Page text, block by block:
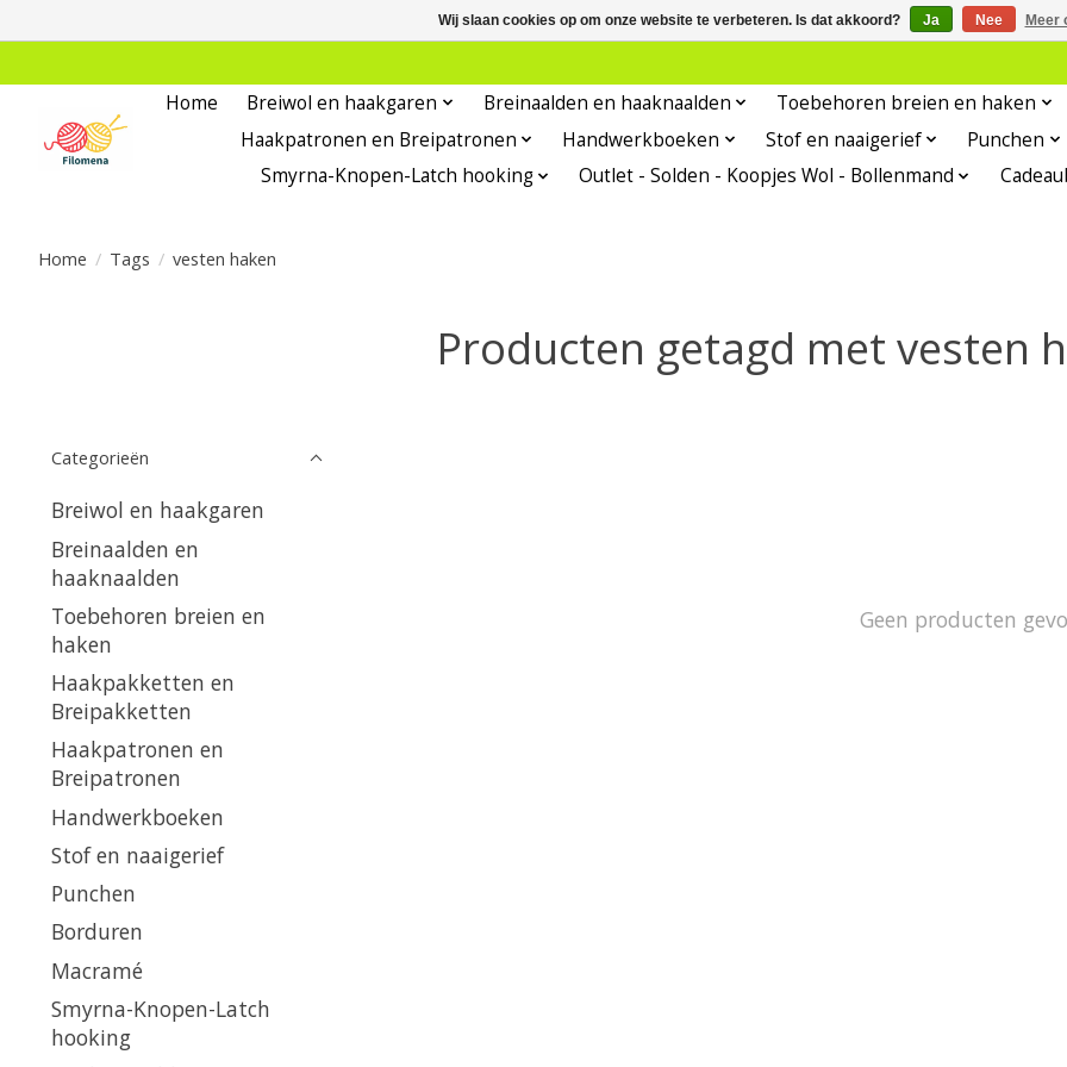
Home Breiwol en haakgaren Breinaalden en haaknaalden Toebehoren breien en haken
Haakpatronen en Breipatronen
Handwerkboeken Stof en naaigerief Punchen
Smyrna-Knopen-Latch hooking
Outlet - Solden - Koopjes Wol - Bollenmand
Home / Tags / vesten haken
Producten getagd met vesten
Categorieën
Breiwol en haakgaren
Breinaalden en
haaknaalden
Toebehoren breien en
haken
Haakpakketten en
Breipakketten
Haakpatronen en
Breipatronen
Handwerkboeken
Stof en naaigerief
Punchen
Borduren
Macramé
Smyrna-Knopen-Latch
hooking
Geen producten
Wij slaan cookies op om onze website te verbeteren. Is dat akkoord? Ja Nee Meer